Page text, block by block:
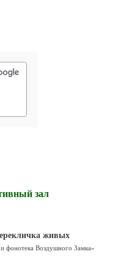
фонотека Воздушного Замка»
зал
живых